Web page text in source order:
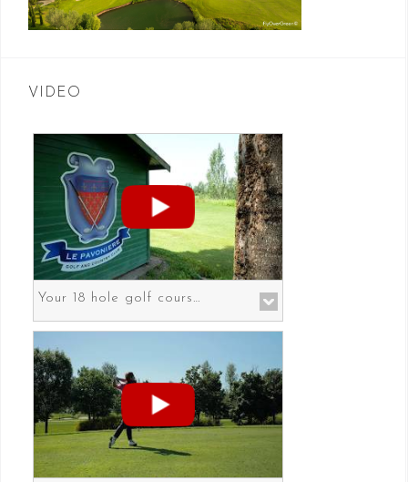
VIDEO
Your 18 hole golf course in Prato the gateway to Florence